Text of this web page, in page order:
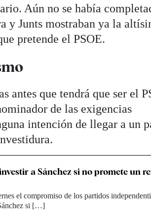
Aún no se había
y Junts mostraban ya la
pretende el PSOE.
antes que tendrá que ser el
de las exigencias
intención de llegar a un
a Sánchez si no promete un
el compromiso de los partidos
si […]